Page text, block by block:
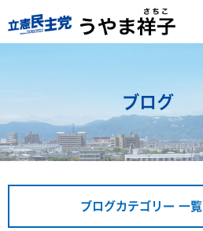
ブログ
ブログカテゴリー 一覧